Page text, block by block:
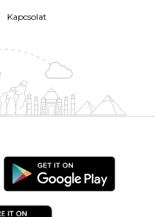
Kapcsolat